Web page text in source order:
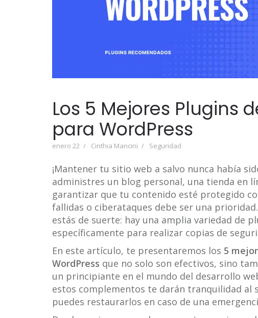
Los 5 Mejores Plugins
para WordPress
enero 22 Cinthia Mancini Seguridad
¡Mantener tu sitio web a salvo nunca había
administres un blog personal, una tienda en
garantizar que tu contenido esté protegido
fallidas o ciberataques debe ser una
estás de suerte: hay una amplia variedad de
específicamente para realizar copias de
En este artículo, te presentaremos los 5
WordPress que no solo son efectivos, sino
un principiante en el mundo del desarrollo
estos complementos te darán tranquilidad al
puedes restaurarlos en caso de una